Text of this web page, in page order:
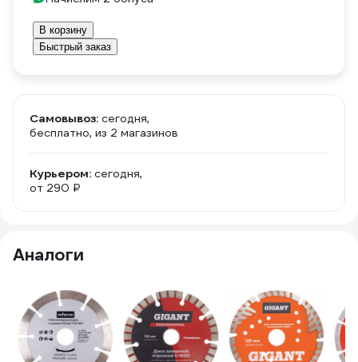
В корзину
Быстрый заказ
Самовывоз: сегодня,
бесплатно, из 2 магазинов
Курьером: сегодня,
от 290 ₽
Аналоги